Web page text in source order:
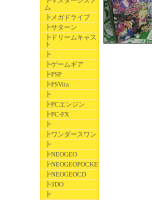
ム
┣メガドライブ
┣サターン
┣ドリームキャス
ト
┣
┣ゲームギア
┣PSP
┣PSVita
┣
┣PCエンジン
┣PC-FX
┣
┣ワンダースワン
┣
┣NEOGEO
┣NEOGEOPOCKET
┣NEOGEOCD
┣3DO
┣